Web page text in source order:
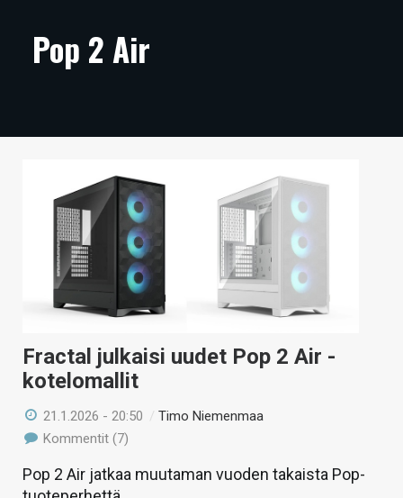
ARTIKKELIT
TECHBBS
HINTA.FI
KAUPPA
VAIHDA TEEMA
HAKU
Pop 2 Air
Fractal julkaisi uudet Pop 2 Air -
kotelomallit
21.1.2026 - 20:50 /Timo Niemenmaa
Kommentit (7)
Pop 2 Air jatkaa muutaman vuoden takaista Pop-